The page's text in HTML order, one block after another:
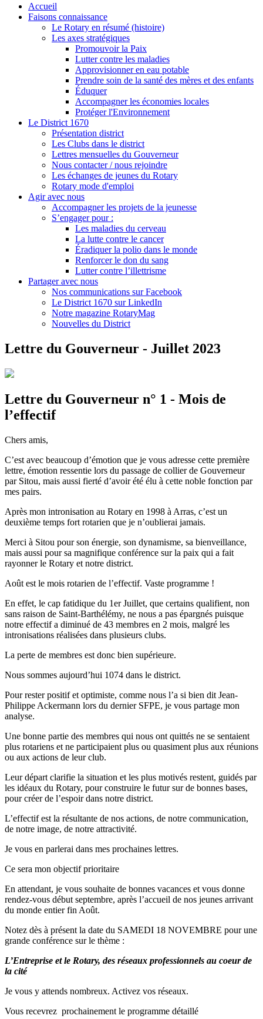
Accueil
Faisons connaissance
Le Rotary en résumé (histoire)
Les axes stratégiques
Promouvoir la Paix
Lutter contre les maladies
Approvisionner en eau potable
Prendre soin de la santé des mères et des enfants
Éduquer
Accompagner les économies locales
Protéger l'Environnement
Le District 1670
Présentation district
Les Clubs dans le district
Lettres mensuelles du Gouverneur
Nous contacter / nous rejoindre
Les échanges de jeunes du Rotary
Rotary mode d'emploi
Agir avec nous
Accompagner les projets de la jeunesse
S’engager pour :
Les maladies du cerveau
La lutte contre le cancer
Éradiquer la polio dans le monde
Renforcer le don du sang
Lutter contre l’illettrisme
Partager avec nous
Nos communications sur Facebook
Le District 1670 sur LinkedIn
Notre magazine RotaryMag
Nouvelles du District
Lettre du Gouverneur - Juillet 2023
Lettre du Gouverneur n° 1 - Mois de
l’effectif
Chers amis,
C’est avec beaucoup d’émotion que je vous adresse cette première
lettre, émotion ressentie lors du passage de collier de Gouverneur
par Sitou, mais aussi fierté d’avoir été élu à cette noble fonction par
mes pairs.
Après mon intronisation au Rotary en 1998 à Arras, c’est un
deuxième temps fort rotarien que je n’oublierai jamais.
Merci à Sitou pour son énergie, son dynamisme, sa bienveillance,
mais aussi pour sa magnifique conférence sur la paix qui a fait
rayonner le Rotary et notre district.
Août est le mois rotarien de l’effectif. Vaste programme !
En effet, le cap fatidique du 1er Juillet, que certains qualifient, non
sans raison de Saint-Barthélémy, ne nous a pas épargnés puisque
notre effectif a diminué de 43 membres en 2 mois, malgré les
intronisations réalisées dans plusieurs clubs.
La perte de membres est donc bien supérieure.
Nous sommes aujourd’hui 1074 dans le district.
Pour rester positif et optimiste, comme nous l’a si bien dit Jean-
Philippe Ackermann lors du dernier SFPE, je vous partage mon
analyse.
Une bonne partie des membres qui nous ont quittés ne se sentaient
plus rotariens et ne participaient plus ou quasiment plus aux réunions
ou aux actions de leur club.
Leur départ clarifie la situation et les plus motivés restent, guidés par
les idéaux du Rotary, pour construire le futur sur de bonnes bases,
pour créer de l’espoir dans notre district.
L’effectif est la résultante de nos actions, de notre communication,
de notre image, de notre attractivité.
Je vous en parlerai dans mes prochaines lettres.
Ce sera mon objectif prioritaire
En attendant, je vous souhaite de bonnes vacances et vous donne
rendez-vous début septembre, après l’accueil de nos jeunes arrivant
du monde entier fin Août.
Notez dès à présent la date du SAMEDI 18 NOVEMBRE pour une
grande conférence sur le thème :
L’Entreprise et le Rotary, des réseaux professionnels au coeur de
la cité
Je vous y attends nombreux. Activez vos réseaux.
Vous recevrez prochainement le programme détaillé